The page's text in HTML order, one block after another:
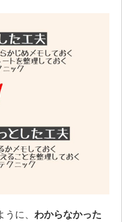
に、 わからなかった